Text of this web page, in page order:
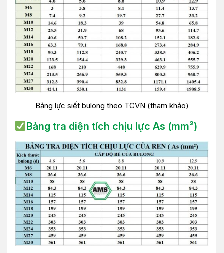
Bảng lực siết bulong theo TCVN (tham khảo)
Bảng tra diện tích chịu lực As (mm²)